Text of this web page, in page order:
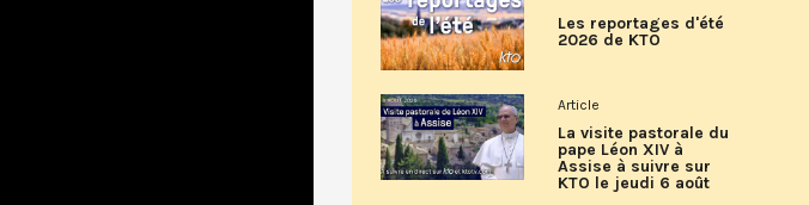
Les reportages d'été
2026 de KTO
Article
La visite pastorale du
pape Léon XIV à
Assise à suivre sur
KTO le jeudi 6 août